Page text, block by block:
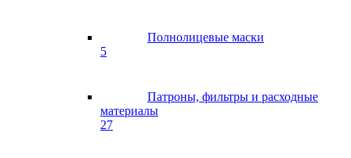
Полнолицевые маски
5
Патроны, фильтры и расходные
материалы
27